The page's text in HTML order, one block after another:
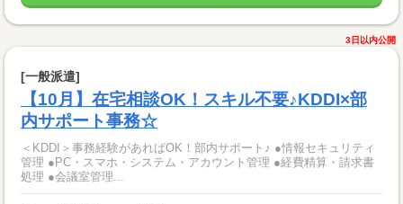
3日以内公開
[一般派遣]
【10月】在宅相談OK！スキル不要♪KDDI×部
内サポート事務☆
＜KDDI＞事務経験があればOK！部内サポート♪ ●情報セキュリティ
管理 ●PC・スマホ・システム・アカウント管理 ●経費精算・請求書
処理 ●会議室管理...